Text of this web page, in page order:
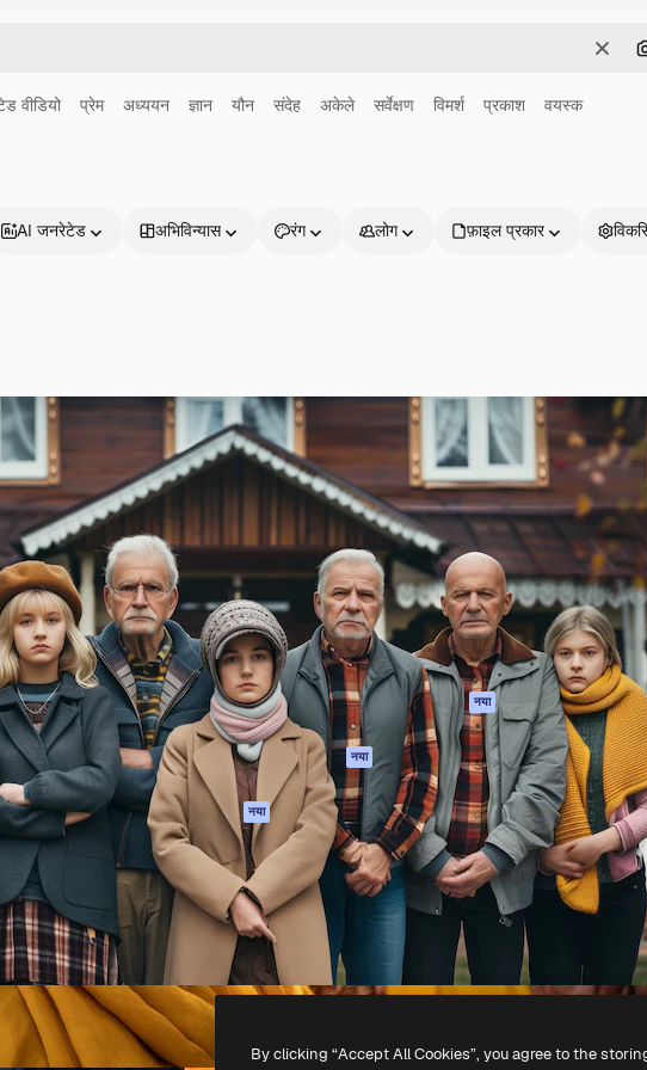
साफ़
वीडियो प्रेम अध्ययन ज्ञान यौन संदेह अकेले सर्वेक्षण विमर्श प्रकाश वयस्क
AI जनरेटेड अभिविन्यास रंग लोग फ़ाइल प्रकार
बनाने के लिए क्रिएटिव प्लेटफॉर्म।
एजेंसियों और स्टूडियो में 1
प्रोडक्ट्स
AI सहायक
एआई इमेज जेनरेटर
AI वीडियो जनरेटर
एआई वॉयस जनरेटर
स्टॉक सामग्री
MCP
Claude/ChatGPT
के लिए
नया
एजेंट नया
API
मोबाइल ऐप
सभी फ्रीपिक उपकरण
शुरू करें
Academy
दस्तावेज़ीकरण
सहायता
उपयोग की शर्तें
गोपनीयता नीति
ओरिजिनल्स नया
कुकीज़ नीति
ट्रस्ट सेंटर
एफिलिएट्स
बिज़नेस
कंपनी
मूल्य
हमारे बारे
रिव्यू
करियर
खोज रुझान
ब्लॉग
घटनाक्रम
सामग्री
प्रेस कक्ष
2026Freepik Company S.L.U. सर्वाधिकार सुरक्षित
By clicking “Accept All Cookies”, you agree to the